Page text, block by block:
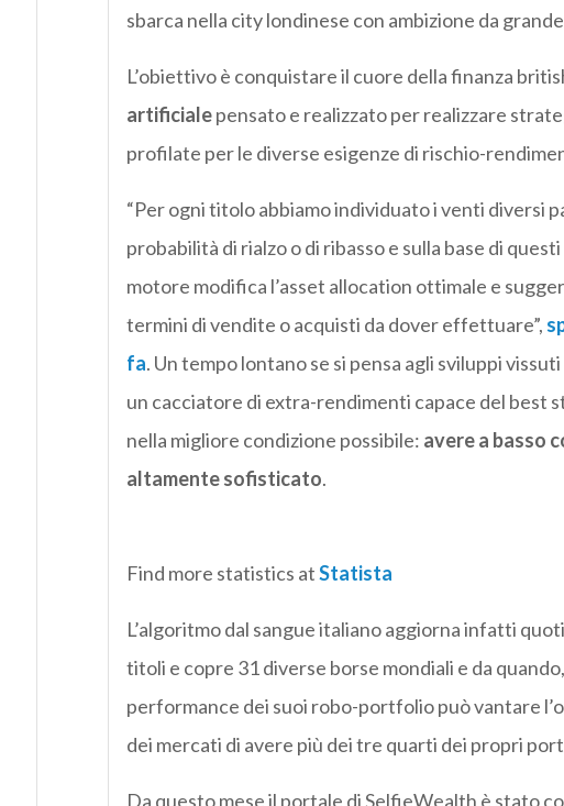
sbarca nella city londinese con ambizione da
L’obiettivo è conquistare il cuore della finanza
artificialepensato e realizzato per realizzare
profilate per le diverse esigenze di rischio-
“Per ogni titolo abbiamo individuato i venti diversi
probabilità di rialzo o di ribasso e sulla base di
motore modifica l’asset allocation ottimale e
termini di vendite o acquisti da dover effettuare”,
fa. Un tempo lontano se si pensa agli sviluppi
un cacciatore di extra-rendimenti capace del best
nella migliore condizione possibile: avere a basso
altamente sofisticato.
Find more statistics atStatista
L’algoritmo dal sangue italiano aggiorna infatti
titoli e copre 31 diverse borse mondiali e da
performance dei suoi robo-portfolio può vantare
dei mercati di avere più dei tre quarti dei propri
Da questo mese il portale di SelfieWealth è stato